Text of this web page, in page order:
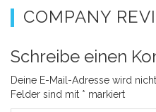
COMPANY
Schreibe einen
Deine E-Mail-Adresse wird
Felder sind mit * markiert